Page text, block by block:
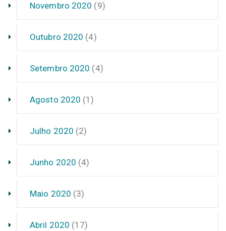
Novembro 2020 (9)
Outubro 2020 (4)
Setembro 2020 (4)
Agosto 2020 (1)
Julho 2020 (2)
Junho 2020 (4)
Maio 2020 (3)
Abril 2020 (17)